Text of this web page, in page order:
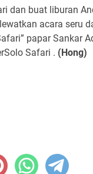
dan buat liburan
acara seru
papar Sankar
Safari . (Hong)